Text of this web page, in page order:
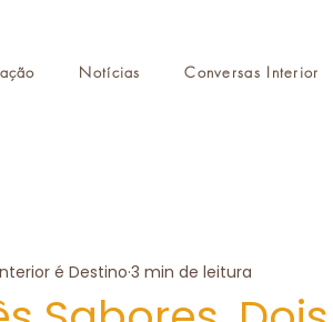
Notícias Conversas Interior
é Destino 3 min de leitura